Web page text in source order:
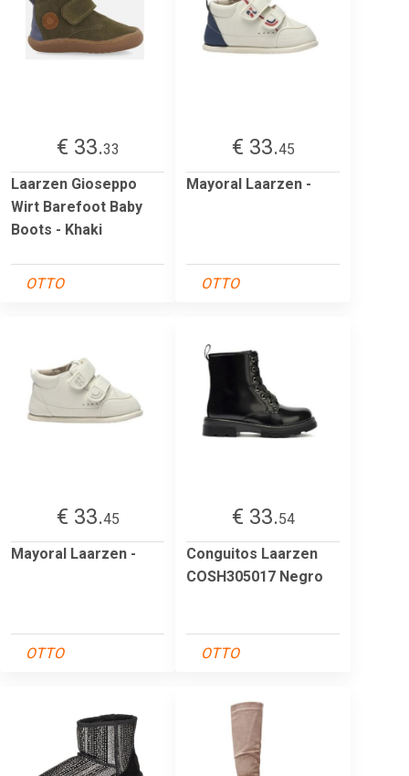
€ 33.33
Laarzen Gioseppo
Wirt Barefoot Baby
Boots - Khaki
OTTO
€ 33.45
Mayoral Laarzen -
OTTO
€ 33.45
Mayoral Laarzen -
OTTO
€ 33.54
Conguitos Laarzen
COSH305017 Negro
OTTO